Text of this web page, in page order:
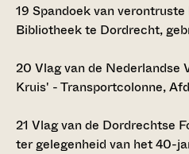
19 Spandoek van
Bibliotheek te Dordrecht,
20 Vlag van de Nederlandse
Kruis' - Transportcolonne,
21 Vlag van de Dordrechtse
ter gelegenheid van het 40-